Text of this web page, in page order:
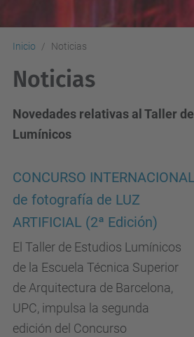
Inicio Noticias
Noticias
Novedades relativas al Taller
Lumínicos
CONCURSO INTERNACIONAL
de fotografía de LUZ
ARTIFICIAL (2ª Edición)
El Taller de Estudios Lumínicos
de la Escuela Técnica Superior
de Arquitectura de Barcelona,
UPC, impulsa la segunda
edición del Concurso